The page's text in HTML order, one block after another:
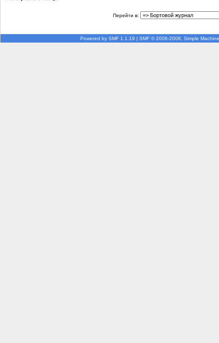
Перейти в:
Powered by SMF 1.1.19 | SMF © 2006-2008, Simple